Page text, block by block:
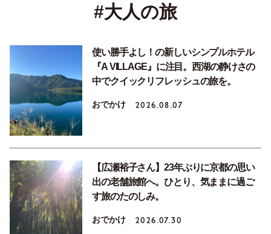
#大人の旅
使い勝手よし！の新しいシンプルホテル
『A VILLAGE』に注目。西湖の静けさの
中でクイックリフレッシュの旅を。
おでかけ 2026.08.07
【広瀬裕子さん】23年ぶりに京都の思い
出の老舗旅館へ。ひとり、気ままに過ご
す旅のたのしみ。
おでかけ 2026.07.30